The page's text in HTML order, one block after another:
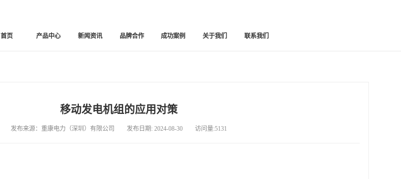
首页 产品中心 新闻资讯 品牌合作 成功案例 关于我们 联系我们
移动发电机组的应用对策
发布来源：重康电力（深圳）有限公司 发布日期: 2024-08-30 访问量:5131